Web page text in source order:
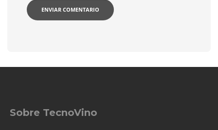
Sobre TecnoVino